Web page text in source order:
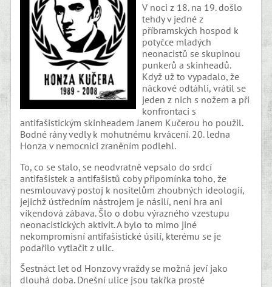
V noci z 18. na 19. došlo
tehdy v jedné z
příbramských hospod k
potyčce mladých
neonacistů se skupinou
punkerů a skinheadů.
Když už to vypadalo, že
náckové odtáhli, vrátil se
jeden z nich s nožem a při
konfrontaci s
antifašistickým skinheadem Janem Kučerou ho použil.
Bodné rány vedly k mohutnému krvácení. 20. ledna
Honza v nemocnici zraněním podlehl.
To, co se stalo, se neodvratně vepsalo do srdcí
antifašistek a antifašistů coby připomínka toho, že
nesmlouvavý postoj k nositelům zhoubných ideologií,
jejichž ústředním nástrojem je násilí, není hra ani
víkendová zábava. Šlo o dobu výrazného vzestupu
neonacistických aktivit. A bylo to mimo jiné
nekompromisní antifašistické úsilí, kterému se je
podařilo vytlačit z ulic.
Šestnáct let od Honzovy vraždy se možná jeví jako
dlouhá doba. Dnešní ulice jsou takřka prosté